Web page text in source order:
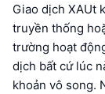
Giao dịch XAUt
truyền thống
trường hoạt
dịch bất cứ lúc
khoản vô song.